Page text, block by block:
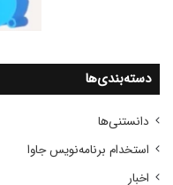
دسته‌بندی‌ها
دانستنی‌ها
استخدام برنامه‌نویس جاوا
اخبار